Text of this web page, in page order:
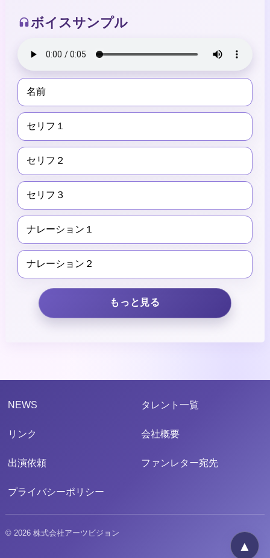
ボイスサンプル
名前
セリフ１
セリフ２
セリフ３
ナレーション１
ナレーション２
もっと見る
NEWS タレント一覧
リンク 会社概要
出演依頼 ファンレター宛先
プライバシーポリシー
© 2026 株式会社アーツビジョン
▲